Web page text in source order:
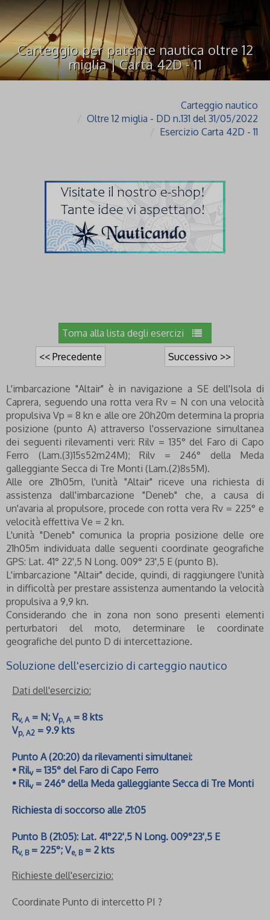
Carteggio per patente nautica oltre 12
miglia | Carta 42D - 11
Carteggio nautico
Oltre 12 miglia - DD n.131 del 31/05/2022
Esercizio Carta 42D - 11
Torna alla lista degli esercizi
<< Precedente
Successivo >>
L'imbarcazione "Altair" è in navigazione a SE dell'Isola di
Caprera, seguendo una rotta vera Rv = N con una velocità
propulsiva Vp = 8 kn e alle ore 20h20m determina la propria
posizione (punto A) attraverso l'osservazione simultanea
dei seguenti rilevamenti veri: Rilv = 135° del Faro di Capo
Ferro (Lam.(3)15s52m24M); Rilv = 246° della Meda
galleggiante Secca di Tre Monti (Lam.(2)8s5M).
Alle ore 21h05m, l'unità "Altair" riceve una richiesta di
assistenza dall'imbarcazione "Deneb" che, a causa di
un'avaria al propulsore, procede con rotta vera Rv = 225° e
velocità effettiva Ve = 2 kn.
L'unità "Deneb" comunica la propria posizione delle ore
21h05m individuata dalle seguenti coordinate geografiche
GPS: Lat. 41° 22',5 N Long. 009° 23',5 E (punto B).
L'imbarcazione "Altair" decide, quindi, di raggiungere l'unità
in difficoltà per prestare assistenza aumentando la velocità
propulsiva a 9,9 kn.
Considerando che in zona non sono presenti elementi
perturbatori del moto, determinare le coordinate
geografiche del punto D di intercettazione.
Soluzione dell'esercizio di carteggio nautico
Dati dell'esercizio:
Rv, A = N; Vp, A = 8 kts
Vp, A2 = 9.9 kts
Punto A (20:20) da rilevamenti simultanei:
• Rilv= 135° del Faro di Capo Ferro
• Rilv= 246° della Meda galleggiante Secca di Tre Monti
Richiesta di soccorso alle 21:05
Punto B (21:05): Lat. 41°22',5 N Long. 009°23',5 E
Rv, B= 225°; Ve, B= 2 kts
Richieste dell'esercizio:
Coordinate Punto di intercetto PI ?